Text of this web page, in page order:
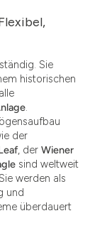
Sie
historischen
.
der
, der Wiener
sind weltweit
werden als
und
überdauert